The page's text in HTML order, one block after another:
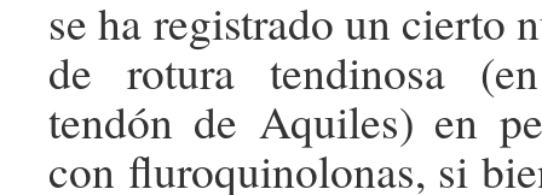
se ha registrado un cierto
de rotura tendinosa
tendón de Aquiles) en
con fluroquinolonas, si